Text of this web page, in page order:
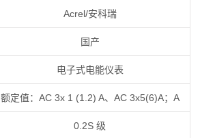
Acrel/安科瑞
国产
电子式电能仪表
额定值：AC 3x 1 (1.2) A、AC 3x5(6)A；A
0.2S 级